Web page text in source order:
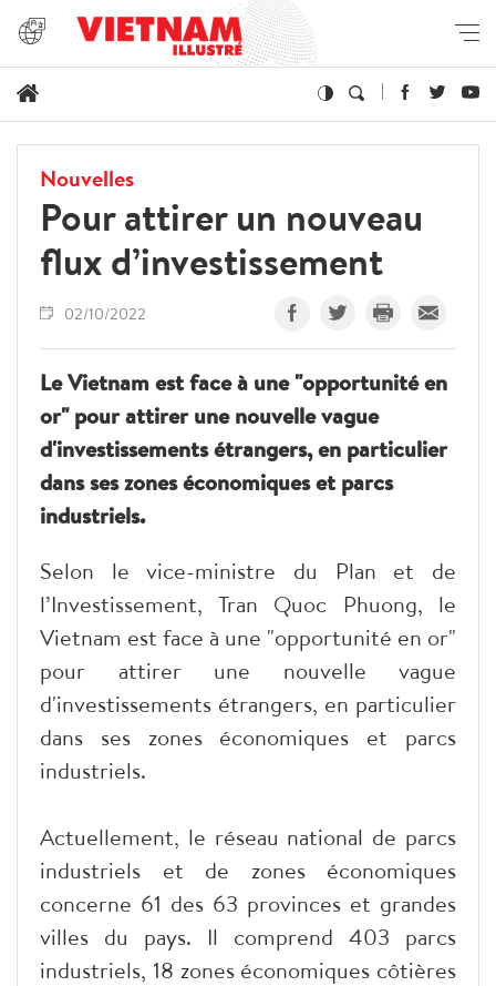
Nouvelles
Pour attirer un nouveau
flux d’investissement
02/10/2022
Le Vietnam est face à une "opportunité en
or" pour attirer une nouvelle vague
d'investissements étrangers, en particulier
dans ses zones économiques et parcs
industriels.
Selon le vice-ministre du Plan et de
l’Investissement, Tran Quoc Phuong, le
Vietnam est face à une "opportunité en or"
pour attirer une nouvelle vague
d'investissements étrangers, en particulier
dans ses zones économiques et parcs
industriels.
Actuellement, le réseau national de parcs
industriels et de zones économiques
concerne 61 des 63 provinces et grandes
villes du pays. Il comprend 403 parcs
industriels, 18 zones économiques côtières